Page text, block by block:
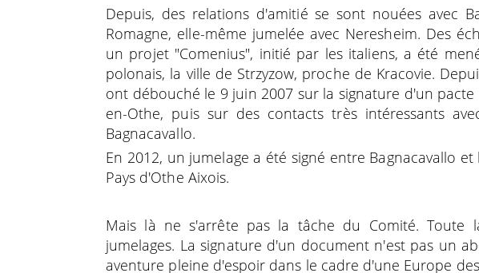
Depuis, des relations d'amitié se sont nouées avec
Romagne, elle-même jumelée avec Neresheim. Des
un projet "Comenius", initié par les italiens, a été
polonais, la ville de Strzyzow, proche de Kracovie.
ont débouché le 9 juin 2007 sur la signature d'un
en-Othe, puis sur des contacts très intéressants
Bagnacavallo.
En 2012, un jumelage a été signé entre Bagnacavallo
Pays d'Othe Aixois.
Mais là ne s'arrête pas la tâche du Comité. Toute
jumelages. La signature d'un document n'est pas un
aventure pleine d'espoir dans le cadre d'une Europe